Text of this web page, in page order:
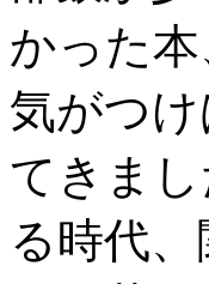
かった本
気がつ
てきま
る時代